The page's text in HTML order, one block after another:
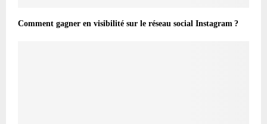
Comment gagner en visibilité sur le réseau social Instagram ?